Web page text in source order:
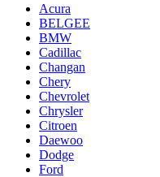
Acura
BELGEE
BMW
Cadillac
Changan
Chery
Chevrolet
Chrysler
Citroen
Daewoo
Dodge
Ford